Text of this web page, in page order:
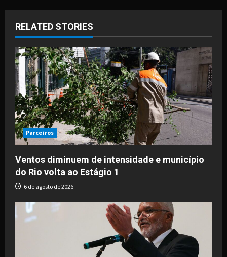
a
v
i
g
a
t
i
o
n
RELATED STORIES
Parceiros
Ventos diminuem de intensidade e município
do Rio volta ao Estágio 1
6 de agosto de 2026